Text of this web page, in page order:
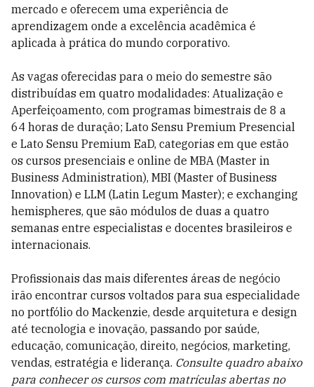
mercado e oferecem uma experiência de
aprendizagem onde a excelência acadêmica é
aplicada à prática do mundo corporativo.
As vagas oferecidas para o meio do semestre são
distribuídas em quatro modalidades: Atualização e
Aperfeiçoamento, com programas bimestrais de 8 a
64 horas de duração; Lato Sensu Premium Presencial
e Lato Sensu Premium EaD, categorias em que estão
os cursos presenciais e online de MBA (Master in
Business Administration), MBI (Master of Business
Innovation) e LLM (Latin Legum Master); e exchanging
hemispheres, que são módulos de duas a quatro
semanas entre especialistas e docentes brasileiros e
internacionais.
Profissionais das mais diferentes áreas de negócio
irão encontrar cursos voltados para sua especialidade
no portfólio do Mackenzie, desde arquitetura e design
até tecnologia e inovação, passando por saúde,
educação, comunicação, direito, negócios, marketing,
vendas, estratégia e liderança. Consulte quadro abaixo
para conhecer os cursos com matrículas abertas no